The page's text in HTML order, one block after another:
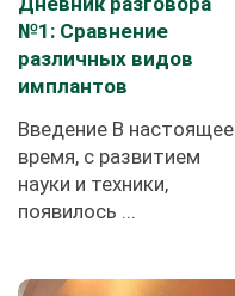
№1: Сравнение
различных видов
имплантов
Введение В настоящее
время, с развитием
науки и техники,
появилось ...